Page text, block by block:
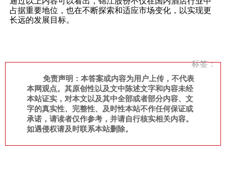
占据重要地位，也在不断探索和适应市场变化，以实现更
长远的发展目标。
标签：
免责声明：本答案或内容为用户上传，不代表
本网观点。其原创性以及文中陈述文字和内容未经
本站证实，对本文以及其中全部或者部分内容、文
字的真实性、完整性、及时性本站不作任何保证或
承诺，请读者仅作参考，并请自行核实相关内容。
如遇侵权请及时联系本站删除。